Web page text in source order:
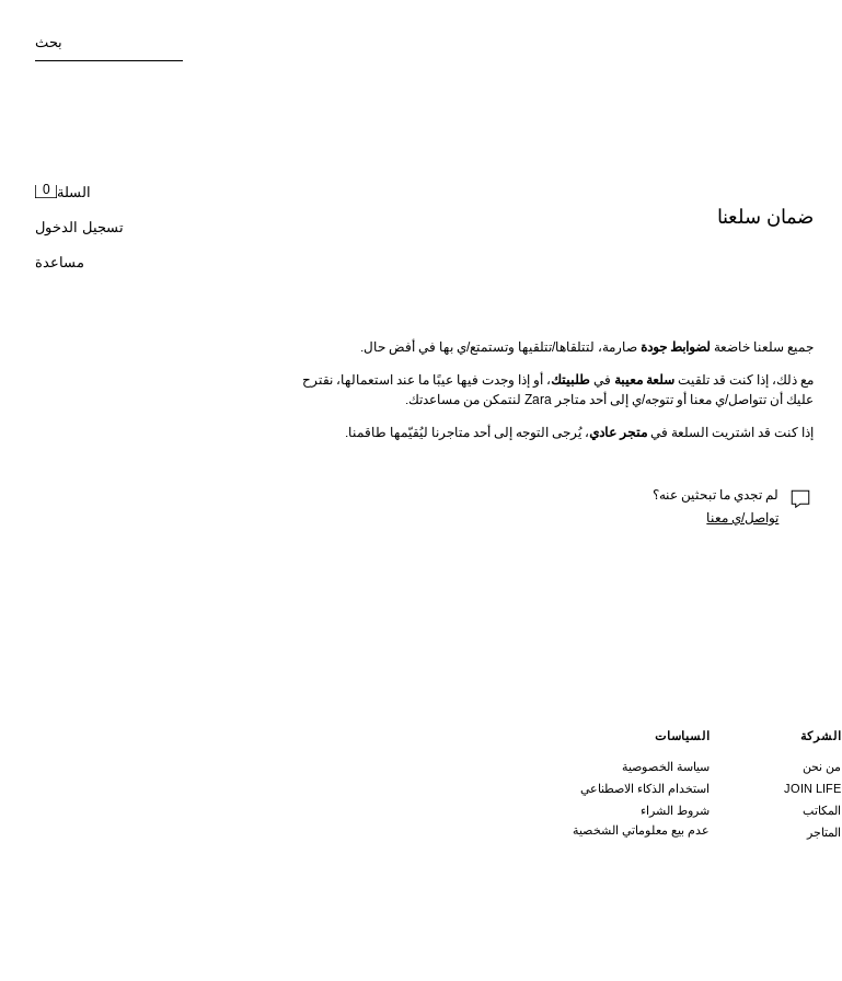
بحث
السلة 0
تسجيل الدخول
مساعدة
ضمان سلعنا
جميع سلعنا خاضعة لضوابط جودة صارمة، لتتلقاها/تتلقيها وتستمتع/ي بها في أفض حال.
مع ذلك، إذا كنت قد تلقيت سلعة معيبة في طلبيتك
عليك أن تتواصل/ي معنا أو تتوجه/ي إلى أحد متاجر Zara لنتمكن من مساعدتك.
إذا كنت قد اشتريت السلعة في متجر عادي، يُرجى التوجه إلى أحد متاجرنا ليُقيّمها طاقمنا.
لم تجدي ما تبحثين عنه؟
تواصل/ي معنا
الشركة
من نحن
JOIN LIFE
المكاتب
المتاجر
السياسات
سياسة الخصوصية
استخدام الذكاء الاصطناعي
شروط الشراء
عدم بيع معلوماتي الشخصية